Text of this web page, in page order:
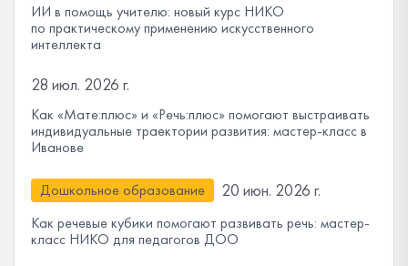
ИИ в помощь учителю: новый курс НИКО
по практическому применению искусственного
интеллекта
28 июл. 2026 г.
Как «Мате:плюс» и «Речь:плюс» помогают выстраивать
индивидуальные траектории развития: мастер-класс в
Иванове
Дошкольное образование 20 июн. 2026 г.
Как речевые кубики помогают развивать речь: мастер-
класс НИКО для педагогов ДОО